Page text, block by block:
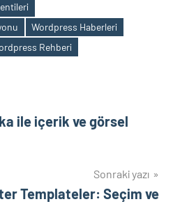
Wordpress Haberleri
Rehberi
ile içerik ve görsel
Sonraki yazı
Templateler: Seçim ve